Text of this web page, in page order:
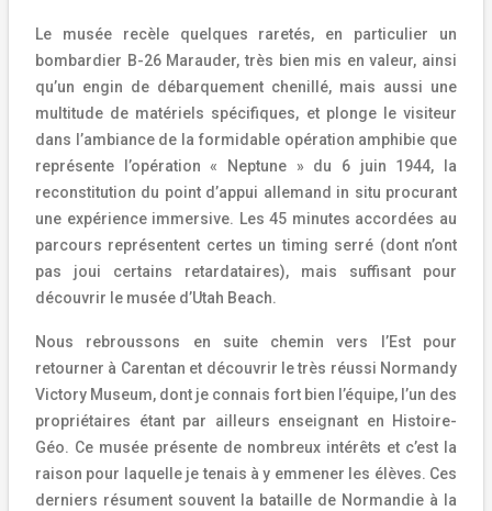
Le musée recèle quelques raretés, en particulier un
bombardier B-26 Marauder, très bien mis en valeur, ainsi
qu’un engin de débarquement chenillé, mais aussi une
multitude de matériels spécifiques, et plonge le visiteur
dans l’ambiance de la formidable opération amphibie que
représente l’opération « Neptune » du 6 juin 1944, la
reconstitution du point d’appui allemand in situ procurant
une expérience immersive. Les 45 minutes accordées au
parcours représentent certes un timing serré (dont n’ont
pas joui certains retardataires), mais suffisant pour
découvrir le musée d’Utah Beach.
Nous rebroussons en suite chemin vers l’Est pour
retourner à Carentan et découvrir le très réussi Normandy
Victory Museum, dont je connais fort bien l’équipe, l’un des
propriétaires étant par ailleurs enseignant en Histoire-
Géo. Ce musée présente de nombreux intérêts et c’est la
raison pour laquelle je tenais à y emmener les élèves. Ces
derniers résument souvent la bataille de Normandie à la